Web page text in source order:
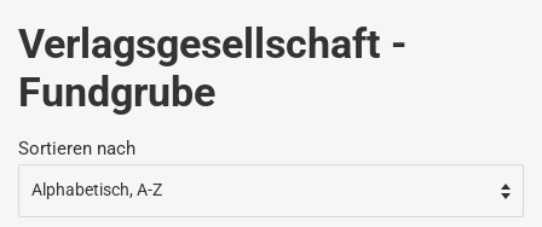
Verlagsgesellschaft -
Fundgrube
Sortieren nach